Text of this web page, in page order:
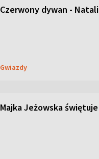
Czerwony dywan -
Gwiazdy
Majka Jeżowska